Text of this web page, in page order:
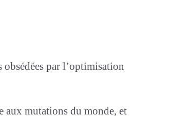
par l’optimisation
aux mutations du monde, et